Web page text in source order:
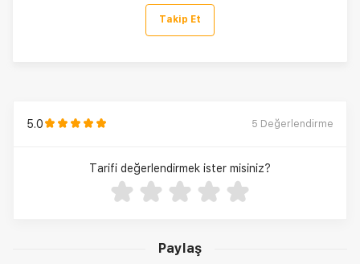
Paylaş
Takip Et
5.0 5 Değerlendirme
Tarifi değerlendirmek ister misiniz?